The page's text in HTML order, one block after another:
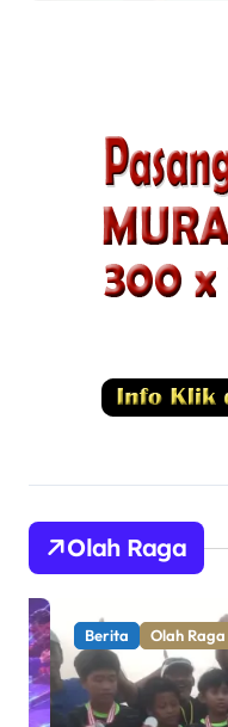
Olah Raga
Berita Olah Raga